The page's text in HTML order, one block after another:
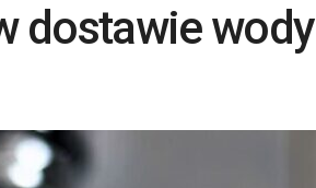
dostawie wody